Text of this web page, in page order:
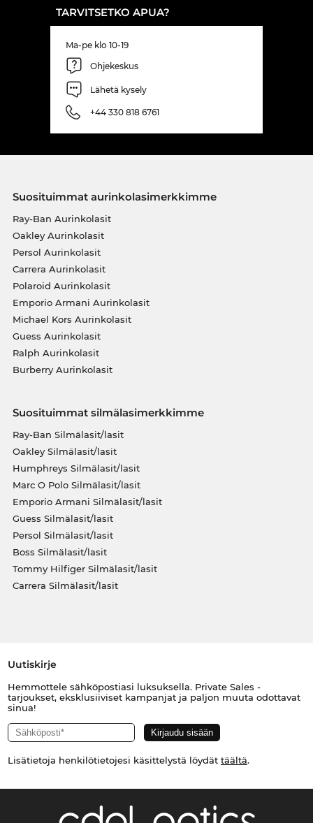
TARVITSETKO APUA?
Ma-pe klo 10-19
Ohjekeskus
Lähetä kysely
+44 330 818 6761
Suosituimmat aurinkolasimerkkimme
Ray-Ban Aurinkolasit
Oakley Aurinkolasit
Persol Aurinkolasit
Carrera Aurinkolasit
Polaroid Aurinkolasit
Emporio Armani Aurinkolasit
Michael Kors Aurinkolasit
Guess Aurinkolasit
Ralph Aurinkolasit
Burberry Aurinkolasit
Suosituimmat silmälasimerkkimme
Ray-Ban Silmälasit/lasit
Oakley Silmälasit/lasit
Humphreys Silmälasit/lasit
Marc O Polo Silmälasit/lasit
Emporio Armani Silmälasit/lasit
Guess Silmälasit/lasit
Persol Silmälasit/lasit
Boss Silmälasit/lasit
Tommy Hilfiger Silmälasit/lasit
Carrera Silmälasit/lasit
Uutiskirje
Hemmottele sähköpostiasi luksuksella. Private Sales -
tarjoukset, eksklusiiviset kampanjat ja paljon muuta odottavat
sinua!
Lisätietoja henkilötietojesi käsittelystä löydät täältä.